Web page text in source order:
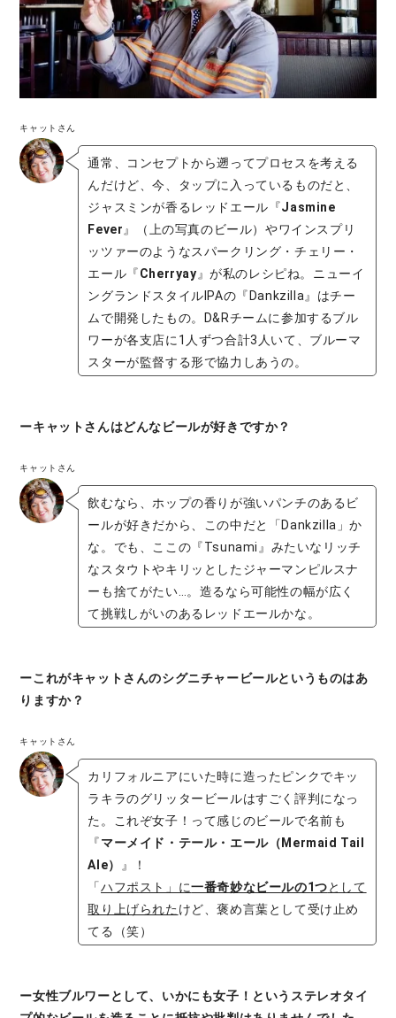
キャットさん
通常、コンセプトから遡ってプロセスを考える
んだけど、今、タップに入っているものだと、
ジャスミンが香るレッドエール『Jasmine
Fever 』（上の写真のビール）やワインスプリ
ッツァーのようなスパークリング・チェリー・
エール『Cherryay 』が私のレシピね。ニューイ
ングランドスタイルIPAの『Dankzilla』はチー
ムで開発したもの。D&Rチームに参加するブル
ワーが各支店に1人ずつ合計3人いて、ブルーマ
スターが監督する形で協力しあうの。
ーキャットさんはどんなビールが好きですか？
キャットさん
飲むなら、ホップの香りが強いパンチのあるビ
ールが好きだから、この中だと「Dankzilla」か
な。でも、ここの『Tsunami』みたいなリッチ
なスタウトやキリッとしたジャーマンピルスナ
ーも捨てがたい…。造るなら可能性の幅が広く
て挑戦しがいのあるレッドエールかな。
ーこれがキャットさんのシグニチャービールというものはあ
りますか？
キャットさん
カリフォルニアにいた時に造ったピンクでキッ
ラキラのグリッタービールはすごく評判になっ
た。これぞ女子！って感じのビールで名前も
『マーメイド・テール・エール（Mermaid Tail
Ale）
』！
「ハフポスト」に一番奇妙なビールの1つとして
取り上げられたけど、褒め言葉として受け止め
てる（笑）
ー女性ブルワーとして、いかにも女子！というステレオタイ